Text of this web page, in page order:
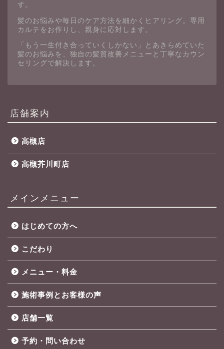
す。
髪のお悩みや毎日のケア方法を細かくヒアリング。専用
カルテをお作りし、親身に応対します。
「もう一生付き合っていくしかない」とあきらめていた
髪のお悩みを、独自の髪質改善メニューと丁寧なカウン
セリングで解決します。
店舗案内
高槻店
高槻芥川町店
メインメニュー
はじめての方へ
こだわり
メニュー・料金
施術事例とお客様の声
店舗一覧
予約・問い合わせ